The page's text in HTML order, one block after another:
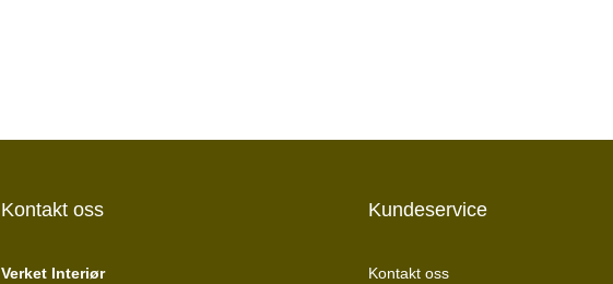
Kontakt oss
Verket Interiør
Kundeservice
Kontakt oss